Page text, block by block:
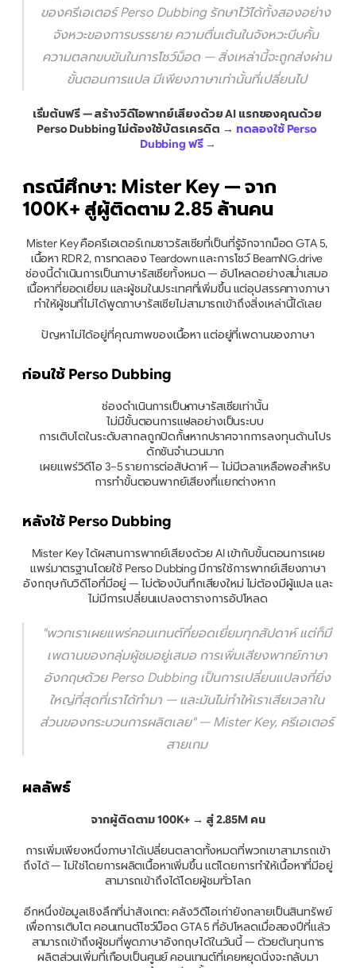
ของครีเอเตอร์ Perso Dubbing รักษาไว้ได้ทั้งสองอย่าง
จังหวะของการบรรยาย ความตื่นเต้นในจังหวะบีบคั้น
ความตลกขบขันในการโชว์ม็อด — สิ่งเหล่านี้จะถูกส่งผ่าน
ขั้นตอนการแปล มีเพียงภาษาเท่านั้นที่เปลี่ยนไป
เริ่มต้นฟรี — สร้างวิดีโอพากย์เสียงด้วย AI แรกของคุณด้วย
Perso Dubbing ไม่ต้องใช้บัตรเครดิต → ทดลองใช้ Perso
Dubbing ฟรี →
กรณีศึกษา: Mister Key — จาก
100K+ สู่ผู้ติดตาม 2.85 ล้านคน
Mister Key คือครีเอเตอร์เกมชาวรัสเซียที่เป็นที่รู้จักจากม็อด GTA 5,
เนื้อหา RDR 2, การทดลอง Teardown และการโชว์ BeamNG.drive
ช่องนี้ดำเนินการเป็นภาษารัสเซียทั้งหมด — อัปโหลดอย่างสม่ำเสมอ
เนื้อหาที่ยอดเยี่ยม และผู้ชมในประเทศที่เพิ่มขึ้น แต่อุปสรรคทางภาษา
ทำให้ผู้ชมที่ไม่ได้พูดภาษารัสเซียไม่สามารถเข้าถึงสิ่งเหล่านี้ได้เลย
ปัญหาไม่ได้อยู่ที่คุณภาพของเนื้อหา แต่อยู่ที่เพดานของภาษา
ก่อนใช้ Perso Dubbing
ช่องดำเนินการเป็นภาษารัสเซียเท่านั้น
ไม่มีขั้นตอนการแปลอย่างเป็นระบบ
การเติบโตในระดับสากลถูกปิดกั้นหากปราศจากการลงทุนด้านโปร
ดักชันจำนวนมาก
เผยแพร่วิดีโอ 3–5 รายการต่อสัปดาห์ — ไม่มีเวลาเหลือพอสำหรับ
การทำขั้นตอนพากย์เสียงที่แยกต่างหาก
หลังใช้ Perso Dubbing
Mister Key ได้ผสานการพากย์เสียงด้วย AI เข้ากับขั้นตอนการเผย
แพร่มาตรฐานโดยใช้ Perso Dubbing มีการใช้การพากย์เสียงภาษา
อังกฤษกับวิดีโอที่มีอยู่ — ไม่ต้องบันทึกเสียงใหม่ ไม่ต้องมีผู้แปล และ
ไม่มีการเปลี่ยนแปลงตารางการอัปโหลด
"พวกเราเผยแพร่คอนเทนต์ที่ยอดเยี่ยมทุกสัปดาห์ แต่ก็มี
เพดานของกลุ่มผู้ชมอยู่เสมอ การเพิ่มเสียงพากย์ภาษา
อังกฤษด้วย Perso Dubbing เป็นการเปลี่ยนแปลงที่ยิ่ง
ใหญ่ที่สุดที่เราได้ทำมา — และมันไม่ทำให้เราเสียเวลาใน
ส่วนของกระบวนการผลิตเลย" — Mister Key, ครีเอเตอร์
สายเกม
ผลลัพธ์
จากผู้ติดตาม 100K+ → สู่ 2.85M คน
การเพิ่มเพียงหนึ่งภาษาได้เปลี่ยนตลาดทั้งหมดที่พวกเขาสามารถเข้า
ถึงได้ — ไม่ใช่โดยการผลิตเนื้อหาเพิ่มขึ้น แต่โดยการทำให้เนื้อหาที่มีอยู่
สามารถเข้าถึงได้โดยผู้ชมทั่วโลก
อีกหนึ่งข้อมูลเชิงลึกที่น่าสังเกต: คลังวิดีโอเก่ายังกลายเป็นสินทรัพย์
เพื่อการเติบโต คอนเทนต์โชว์ม็อด GTA 5 ที่อัปโหลดเมื่อสองปีที่แล้ว
สามารถเข้าถึงผู้ชมที่พูดภาษาอังกฤษได้ในวันนี้ — ด้วยต้นทุนการ
ผลิตส่วนเพิ่มที่เกือบเป็นศูนย์ คอนเทนต์ที่เคยหยุดนิ่งจะกลับมา